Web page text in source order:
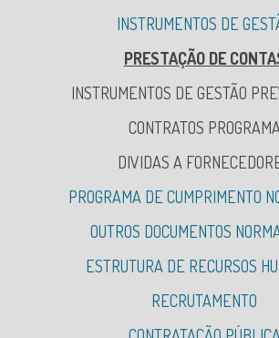
DAY SPA
DESPORTO OUTDOOR
AUDITÓRIO
INSCRIÇÕES
EVENTOS
LOGIN
ORGÃOS SOCIAIS
INFORMAÇÃO
RELATÓRIO BOAS PRÁTICAS
INSTRUMENTOS DE
PRESTAÇÃO DE
INSTRUMENTOS DE GESTÃO
CONTRATOS PROGRAMA
DIVIDAS A
PROGRAMA DE CUMPRIMENTO
PREVENÇÃO DA
CÓDIGO DE ÉTICA E DE
OUTROS DOCUMENTOS
CÓDIGO DE CONDUTA
PLANO PARA A IGUALDADE DO
ESTRUTURA DE RECURSOS
NÚMERO DERECRUTAMENTO